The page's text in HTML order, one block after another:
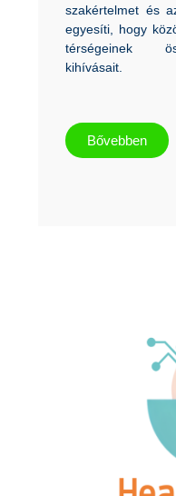
szakértelmet és
egyesíti, hogy
térségeinek
kihívásait.
Bővebben